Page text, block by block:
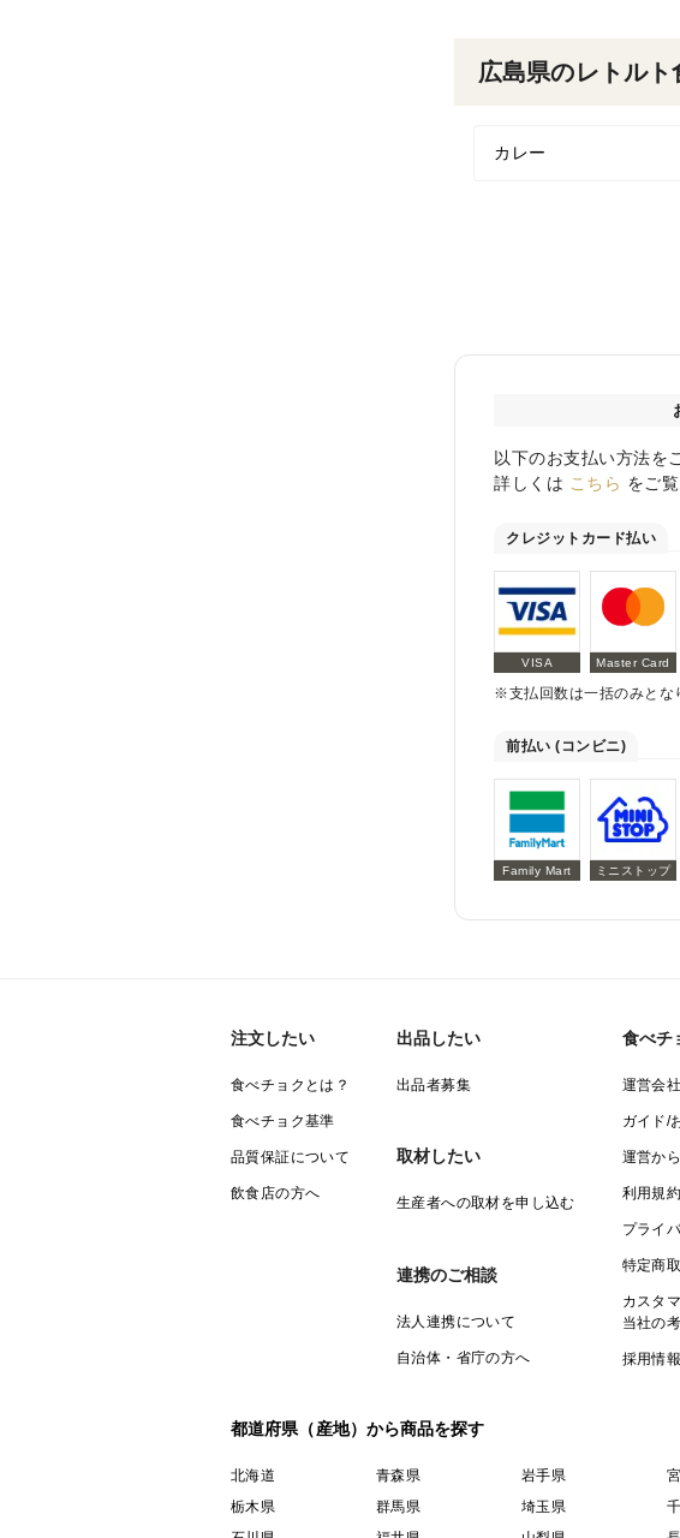
広島県のレトル
カレー
以下のお支払い方法を
詳しくは こちら をご
クレジットカード払い
VISA Master Card
※支払回数は一括のみとな
前払い (コンビニ)
Family Mart ミニストップ
注文したい
食べチョクとは？
食べチョク基準
品質保証について
飲食店の方へ
出品したい
出品者募集
取材したい
生産者への取材を申し込む
連携のご相談
法人連携について
自治体・省庁の方へ
食べチ
運営会社
ガイド/
運営か
利用規約
プライ
特定商
カスタ
当社の
採用情報
都道府県（産地）から商品を探す
北海道 青森県 岩手県
栃木県
群馬県 埼玉県